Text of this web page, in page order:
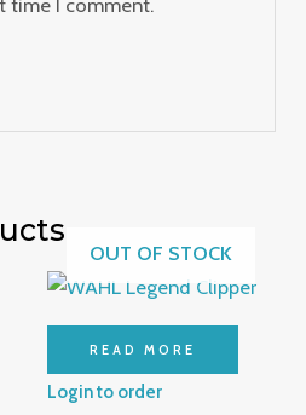
OUT OF STOCK
READ MORE
Login to order